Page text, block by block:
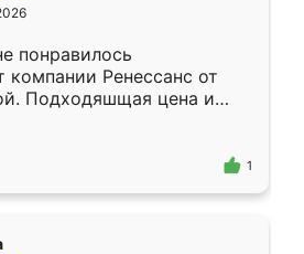
понравилось
компании Ренессанс от
Подходяшщая цена и
Приехавший
Владислав
эскизу самый
1